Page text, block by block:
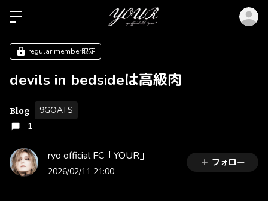
regular member限定
devils in bedsideは高級肉
Blog
9GOATS
1
ryo official FC「YOUR」
2026/02/11 21:00
フォロー